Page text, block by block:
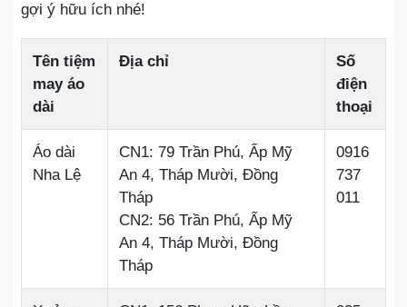
gợi ý hữu ích nhé!
Tên tiệm
may áo
dài
Địa chỉ
Số
điện
thoại
Áo dài
Nha Lệ
CN1: 79 Trần Phú, Ấp Mỹ
An 4, Tháp Mười, Đồng
Tháp
CN2: 56 Trần Phú, Ấp Mỹ
An 4, Tháp Mười, Đồng
Tháp
0916
737
011